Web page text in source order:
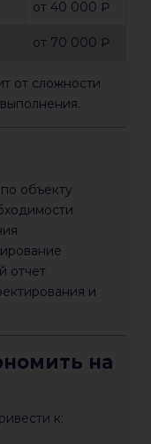
от 40 000 ₽
от 70 000 ₽
от сложности
объекту
отчет
и
на
к: